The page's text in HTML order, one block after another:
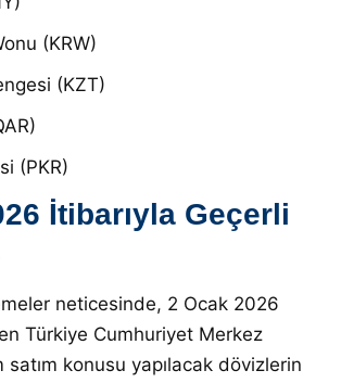
(KRW)
(KZT)
(PKR)
İtibarıyla Geçerli
neticesinde, 2 Ocak 2026
Türkiye Cumhuriyet Merkez
satım konusu yapılacak dövizlerin